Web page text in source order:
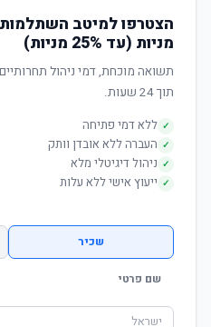
הצטרפו למיטב
מניות (עד 25% מניות)
תשואה מוכחת, דמי ניהול
תוך 24 שעות.
✓ ללא דמי פתיחה
✓ העברה ללא אובדן וותק
✓ ניהול דיגיטלי מלא
✓ ייעוץ אישי ללא עלות
שכיר
שם פרטי